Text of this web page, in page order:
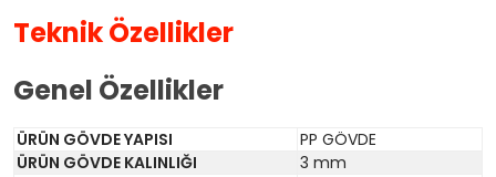
Teknik Özellikler
Genel Özellikler
ÜRÜN GÖVDE YAPISI
PP GÖVDE
ÜRÜN GÖVDE KALINLIĞI
3 mm